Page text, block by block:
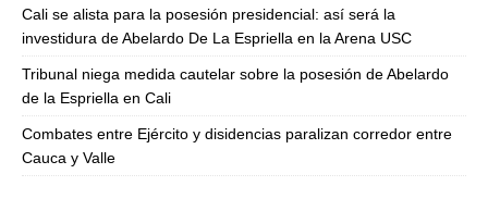
Cali se alista para la posesión presidencial: así será la
investidura de Abelardo De La Espriella en la Arena USC
Tribunal niega medida cautelar sobre la posesión de Abelardo
de la Espriella en Cali
Combates entre Ejército y disidencias paralizan corredor entre
Cauca y Valle